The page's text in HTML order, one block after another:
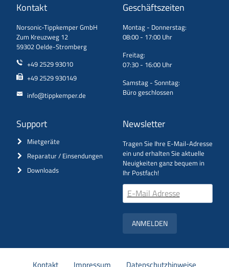
Kontakt
Norsonic-Tippkemper GmbH
Zum Kreuzweg 12
59302 Oelde-Stromberg
+49 2529 93010
+49 2529 930149
info@tippkemper.de
Geschäftszeiten
Montag - Donnerstag:
08:00 - 17:00 Uhr
Freitag:
07:30 - 16:00 Uhr
Samstag - Sonntag:
Büro geschlossen
Support
Mietgeräte
Reparatur / Einsendungen
Downloads
Newsletter
Tragen Sie Ihre E-Mail-Adresse
ein und erhalten Sie aktuelle
Neuigkeiten ganz bequem in
Ihr Postfach!
ANMELDEN
Navigation